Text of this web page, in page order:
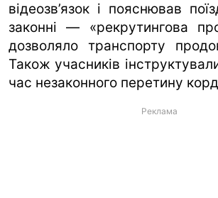
відеозв’язок і пояснював
законні — «рекрутингова
дозволяло транспорту
Також учасників
час незаконного перетину
Реклама